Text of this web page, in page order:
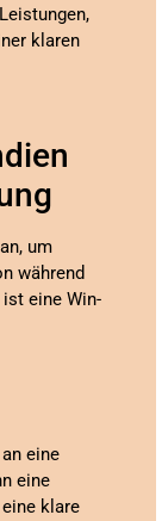
klaren
um
während
eine Win-
eine
eine
klare